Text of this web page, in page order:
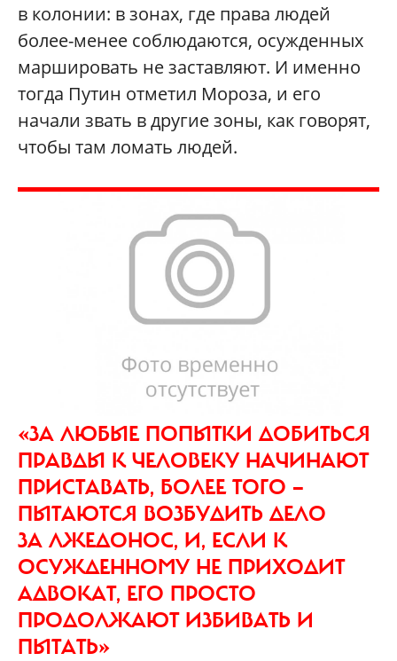
в колонии: в зонах, где права людей
более-менее соблюдаются, осужденных
маршировать не заставляют. И именно
тогда Путин отметил Мороза, и его
начали звать в другие зоны, как говорят,
чтобы там ломать людей.
«ЗА ЛЮБЫЕ ПОПЫТКИ ДОБИТЬСЯ
ПРАВДЫ К ЧЕЛОВЕКУ НАЧИНАЮТ
ПРИСТАВАТЬ, БОЛЕЕ ТОГО —
ПЫТАЮТСЯ ВОЗБУДИТЬ ДЕЛО
ЗА ЛЖЕДОНОС, И, ЕСЛИ К
ОСУЖДЕННОМУ НЕ ПРИХОДИТ
АДВОКАТ, ЕГО ПРОСТО
ПРОДОЛЖАЮТ ИЗБИВАТЬ И
ПЫТАТЬ»